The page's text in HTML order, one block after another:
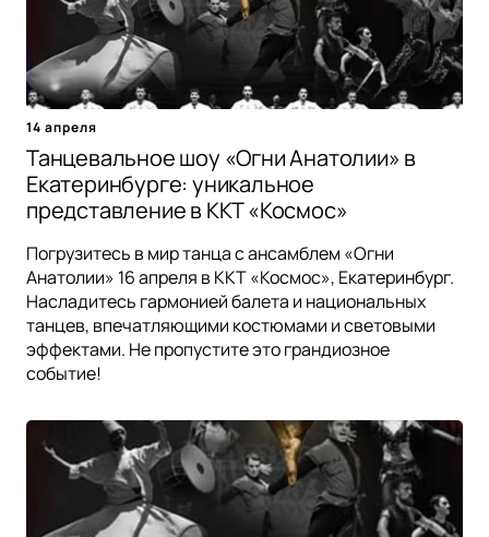
14 апреля
Танцевальное шоу «Огни Анатолии» в
Екатеринбурге: уникальное
представление в ККТ «Космос»
Погрузитесь в мир танца с ансамблем «Огни
Анатолии» 16 апреля в ККТ «Космос», Екатеринбург.
Насладитесь гармонией балета и национальных
танцев, впечатляющими костюмами и световыми
эффектами. Не пропустите это грандиозное
событие!